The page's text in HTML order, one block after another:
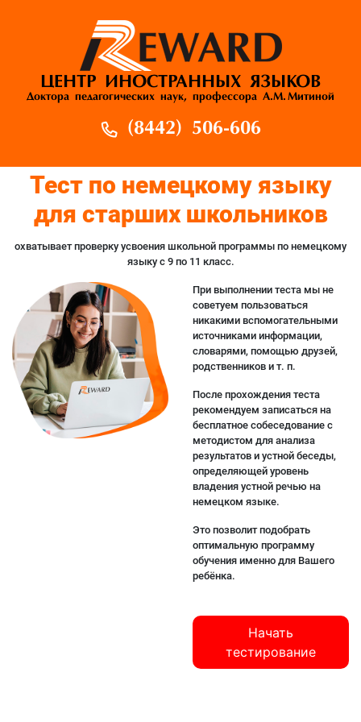
ЦЕНТР ИНОСТРАННЫХ ЯЗЫКОВ
Доктора педагогических наук, профессора А.М. Митиной
(8442) 506-606
Тест по немецкому языку
для старших школьников
охватывает проверку усвоения школьной программы по немецкому
языку с 9 по 11 класс.
При выполнении теста мы не
советуем пользоваться
никакими вспомогательными
источниками информации,
словарями, помощью друзей,
родственников и т. п.
После прохождения теста
рекомендуем записаться на
бесплатное собеседование с
методистом для анализа
результатов и устной беседы,
определяющей уровень
владения устной речью на
немецком языке.
Это позволит подобрать
оптимальную программу
обучения именно для Вашего
ребёнка.
Начать
тестирование